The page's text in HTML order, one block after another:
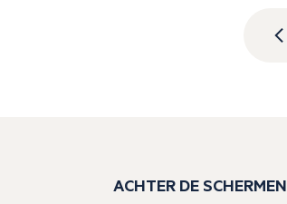
ACHTER DE SCHERMEN